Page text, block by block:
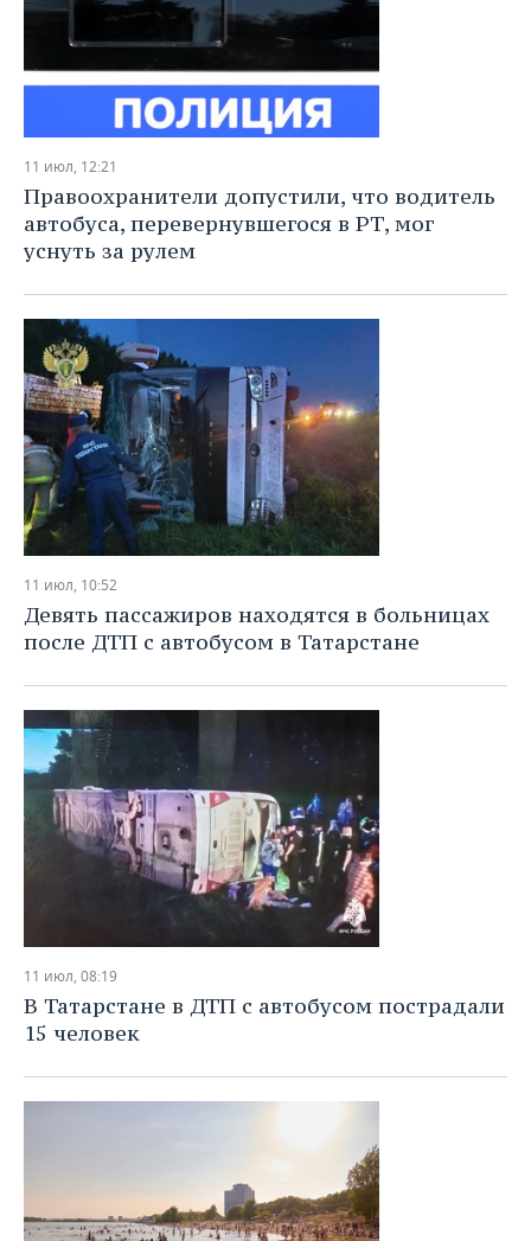
11 июл, 12:21
Правоохранители допустили, что водитель
автобуса, перевернувшегося в РТ, мог
уснуть за рулем
11 июл, 10:52
Девять пассажиров находятся в больницах
после ДТП с автобусом в Татарстане
11 июл, 08:19
В Татарстане в ДТП с автобусом пострадали
15 человек